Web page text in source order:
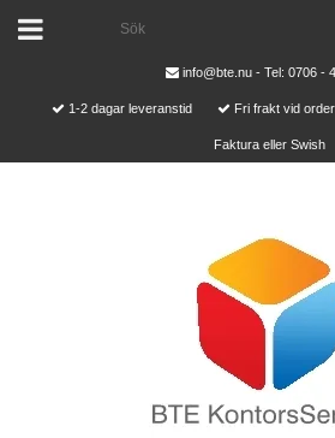
info@bte.nu - Tel: 0706 -
1-2 dagar leveranstid Fri frakt vid
Faktura eller Swish